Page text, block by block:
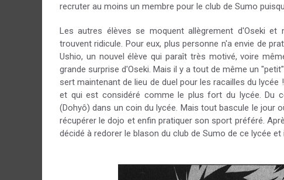
recruter au moins un membre pour le club de Sumo
Les autres élèves se moquent allègrement d'Oseki
trouvent ridicule. Pour eux, plus personne n'a envie de
Ushio, un nouvel élève qui paraît très motivé, voire
grande surprise d'Oseki. Mais il y a tout de même un
sert maintenant de lieu de duel pour les racailles du
et qui est considéré comme le plus fort du lycée. Du
(Dohyô) dans un coin du lycée. Mais tout bascule le jour
récupérer le dojo et enfin pratiquer son sport préféré.
décidé à redorer le blason du club de Sumo de ce lycée